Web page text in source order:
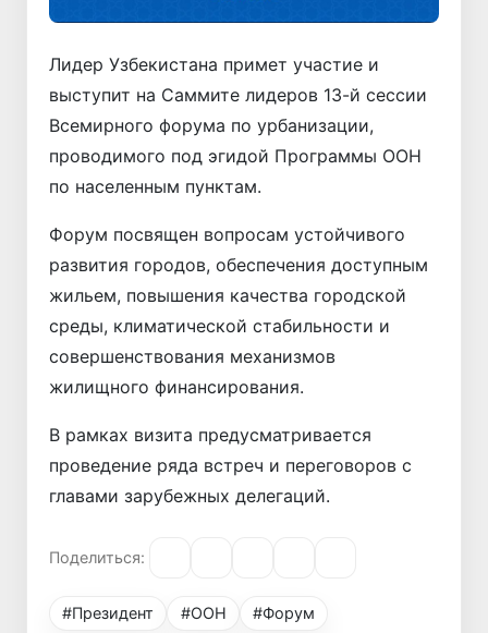
Лидер Узбекистана примет участие и
выступит на Саммите лидеров 13-й сессии
Всемирного форума по урбанизации,
проводимого под эгидой Программы ООН
по населенным пунктам.
Форум посвящен вопросам устойчивого
развития городов, обеспечения доступным
жильем, повышения качества городской
среды, климатической стабильности и
совершенствования механизмов
жилищного финансирования.
В рамках визита предусматривается
проведение ряда встреч и переговоров с
главами зарубежных делегаций.
Поделиться:
#Президент #ООН #Форум